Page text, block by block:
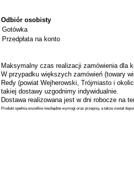
Odbiór osobisty
Gotówka
Przedpłata na konto
Maksymalny czas realizacji zamówienia dla
W przypadku większych zamówień (towary
Redy (powiat Wejherowski, Trójmiasto i
takiej dostawy uzgodnimy indywidualnie.
Dostawa realizowana jest w dni robocze na
Produkt spełnia wszelkie niezbędne wymogi oraz przepisy, a także został